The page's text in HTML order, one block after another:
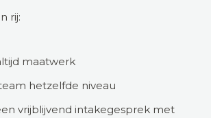
rij:
maatwerk
hetzelfde niveau
vrijblijvend intakegesprek met